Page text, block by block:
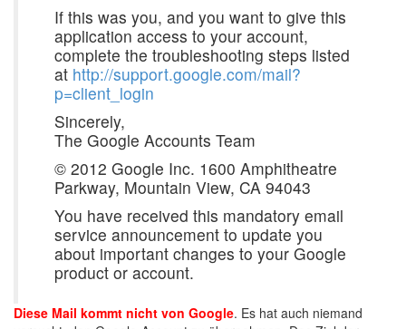
If this was you, and you want to give this
application access to your account,
complete the troubleshooting steps listed
at http://support.google.com/mail?
p=client_login
Sincerely,
The Google Accounts Team
© 2012 Google Inc. 1600 Amphitheatre
Parkway, Mountain View, CA 94043
You have received this mandatory email
service announcement to update you
about important changes to your Google
product or account.
Diese Mail kommt nicht von Google. Es hat auch niemand